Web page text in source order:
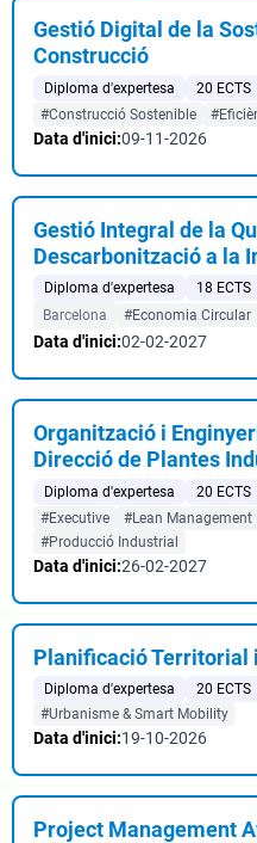
Gestió Digital de la
Construcció
Diploma d'expertesa 20 ECTS
#Construcció Sostenible
Data d'inici:09-11-2026
Gestió Integral de la
Descarbonització a la
Diploma d'expertesa 18 ECTS
Barcelona
#Economia Circular
Data d'inici:02-02-2027
Organització i
Direcció de Plantes
Diploma d'expertesa 20 ECTS
#Executive
#Lean Management
#Producció Industrial
Data d'inici:26-02-2027
Planificació Territorial
Diploma d'expertesa 20 ECTS
#Urbanisme & Smart Mobility
Data d'inici:19-10-2026
Project Management